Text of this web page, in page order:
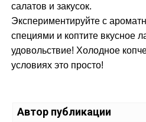
салатов и закусок.
Экспериментируйте с
специями и коптите вкусное
удовольствие! Холодное
условиях это просто!
Автор публикации